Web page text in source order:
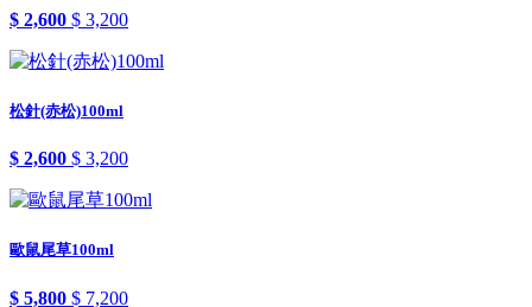
$ 2,600 $ 3,200
松針(赤松)100ml
$ 2,600 $ 3,200
歐鼠尾草100ml
$ 5,800 $ 7,200